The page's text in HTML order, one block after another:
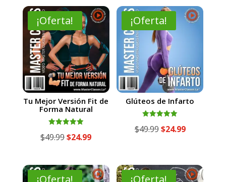
¡Oferta!
Tu Mejor Versión Fit de
Forma Natural
con
$49.99El
original
era:
$24.99El
actual
es:
¡Oferta!
Glúteos de Infarto
con
$49.99El
era:
$24.99El
es: